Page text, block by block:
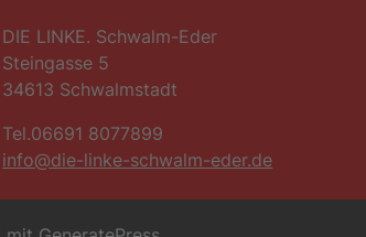
DIE LINKE. Schwalm-Eder
Steingasse 5
34613 Schwalmstadt
Tel.06691 8077899
info@die-linke-schwalm-eder.de